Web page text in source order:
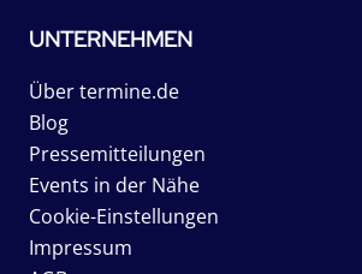
UNTERNEHMEN
Über termine.de
Blog
Pressemitteilungen
Events in der Nähe
Cookie-Einstellungen
Impressum